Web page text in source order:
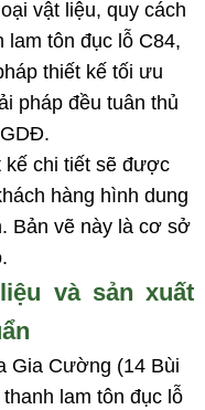
vật liệu, quy cách
lam tôn đục lỗ C84,
thiết kế tối ưu
pháp đều tuân thủ
kế chi tiết sẽ được
hàng hình dung
Bản vẽ này là cơ sở
và sản xuất
Gia Cường (14 Bùi
lam tôn đục lỗ